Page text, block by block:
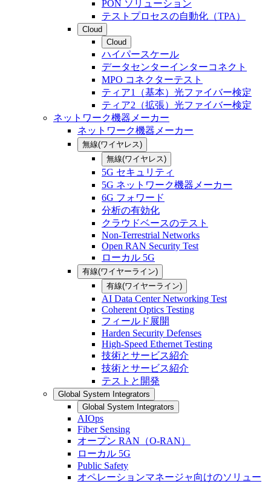
PON ソリューション
テストプロセスの自動化（TPA）
Cloud
Cloud
ハイパースケール
データセンターインターコネクト
MPO コネクターテスト
ティア1（基本）光ファイバー検定
ティア2（拡張）光ファイバー検定
ネットワーク機器メーカー
ネットワーク機器メーカー
無線(ワイヤレス)
無線(ワイヤレス)
5G セキュリティ
5G ネットワーク機器メーカー
6G フォワード
分析の有効化
クラウドベースのテスト
Non-Terrestrial Networks
Open RAN Security Test
ローカル 5G
有線(ワイヤーライン)
有線(ワイヤーライン)
AI Data Center Networking Test
Coherent Optics Testing
フィールド展開
Harden Security Defenses
High-Speed Ethernet Testing
技術とサービス紹介
技術とサービス紹介
テストと開発
Global System Integrators
Global System Integrators
AIOps
Fiber Sensing
オープン RAN（O-RAN）
ローカル 5G
Public Safety
オペレーションマネージャ向けのソリュー